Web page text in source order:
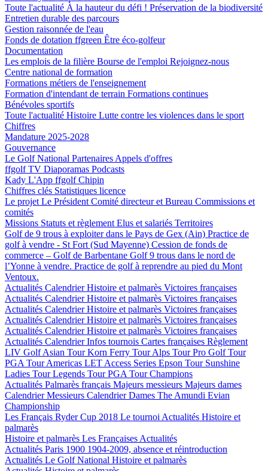
Toute l'actualité À la hauteur du défi ! Préservation de la biodiversité
Entretien durable des parcours
Gestion raisonnée de l'eau
Fonds de dotation ffgreen Être éco-golfeur
Documentation
Les emplois de la filière Bourse de l'emploi Rejoignez-nous
Centre national de formation
Formations métiers de l'enseignement
Formation d'intendant de terrain Formations continues
Bénévoles sportifs
Toute l'actualité Histoire Lutte contre les violences dans le sport
Chiffres
Mandature 2025-2028
Gouvernance
Le Golf National Partenaires Appels d'offres
ffgolf TV Diaporamas Podcasts
Kady L'App ffgolfChipin
Chiffres clés Statistiques licence
Le projet Le Président Comité directeur et Bureau Commissions et
comités
Missions Statuts et règlement Elus et salariés Territoires
Golf de 9 trous à exploiter dans le Pays de Gex (Ain) Practice de
golf à vendre - St Fort (Sud Mayenne) Cession de fonds de
commerce – Golf de Barbentane Golf 9 trous dans le nord de
l’Yonne à vendre. Practice de golf à reprendre au pied du Mont
Ventoux.
Actualités CalendrierHistoire et palmarès Victoires françaises
Actualités CalendrierHistoire et palmarès Victoires françaises
Actualités CalendrierHistoire et palmarès Victoires françaises
Actualités CalendrierHistoire et palmarès Victoires françaises
Actualités CalendrierHistoire et palmarès Victoires françaises
Actualités CalendrierInfos tournois Cartes françaises Règlement
LIV GolfAsian TourKorn Ferry TourAlps TourPro Golf Tour
PGA Tour Americas LET Access Series Epson Tour Sunshine
Ladies TourLegends TourPGA Tour Champions
Actualités Palmarès français Majeurs messieurs Majeurs dames
Calendrier Messieurs Calendrier Dames The Amundi Evian
Championship
Les Français Ryder Cup 2018 Le tournoi Actualités Histoire et
palmarès
Histoire et palmarès Les Françaises Actualités
Actualités Paris 1900 1904-2009, absence et réintroduction
Actualités Le Golf National Histoire et palmarès